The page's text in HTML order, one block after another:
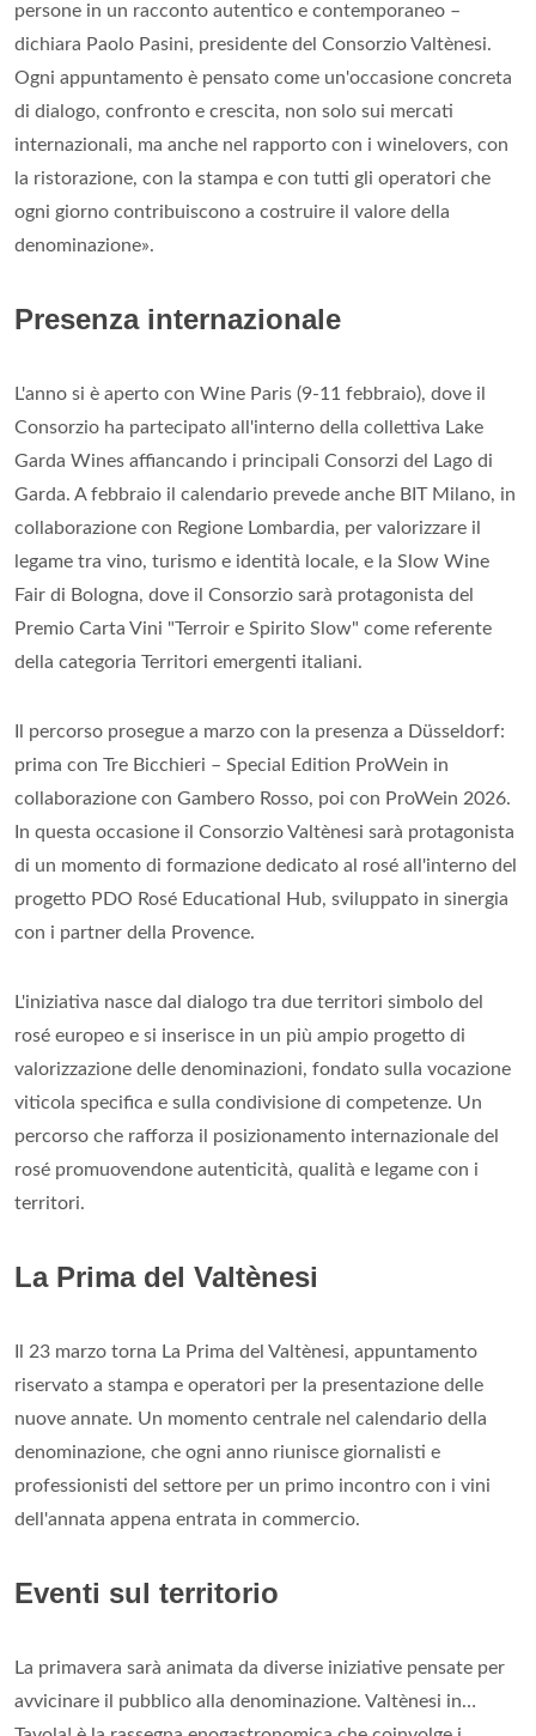
persone in un racconto autentico e contemporaneo –
dichiara Paolo Pasini, presidente del Consorzio Valtènesi.
Ogni appuntamento è pensato come un'occasione concreta
di dialogo, confronto e crescita, non solo sui mercati
internazionali, ma anche nel rapporto con i winelovers, con
la ristorazione, con la stampa e con tutti gli operatori che
ogni giorno contribuiscono a costruire il valore della
denominazione».
Presenza internazionale
L'anno si è aperto con Wine Paris (9-11 febbraio), dove il
Consorzio ha partecipato all'interno della collettiva Lake
Garda Wines affiancando i principali Consorzi del Lago di
Garda. A febbraio il calendario prevede anche BIT Milano, in
collaborazione con Regione Lombardia, per valorizzare il
legame tra vino, turismo e identità locale, e la Slow Wine
Fair di Bologna, dove il Consorzio sarà protagonista del
Premio Carta Vini "Terroir e Spirito Slow" come referente
della categoria Territori emergenti italiani.
Il percorso prosegue a marzo con la presenza a Düsseldorf:
prima con Tre Bicchieri – Special Edition ProWein in
collaborazione con Gambero Rosso, poi con ProWein 2026.
In questa occasione il Consorzio Valtènesi sarà protagonista
di un momento di formazione dedicato al rosé all'interno del
progetto PDO Rosé Educational Hub, sviluppato in sinergia
con i partner della Provence.
L'iniziativa nasce dal dialogo tra due territori simbolo del
rosé europeo e si inserisce in un più ampio progetto di
valorizzazione delle denominazioni, fondato sulla vocazione
viticola specifica e sulla condivisione di competenze. Un
percorso che rafforza il posizionamento internazionale del
rosé promuovendone autenticità, qualità e legame con i
territori.
La Prima del Valtènesi
Il 23 marzo torna La Prima del Valtènesi, appuntamento
riservato a stampa e operatori per la presentazione delle
nuove annate. Un momento centrale nel calendario della
denominazione, che ogni anno riunisce giornalisti e
professionisti del settore per un primo incontro con i vini
dell'annata appena entrata in commercio.
Eventi sul territorio
La primavera sarà animata da diverse iniziative pensate per
avvicinare il pubblico alla denominazione. Valtènesi in…